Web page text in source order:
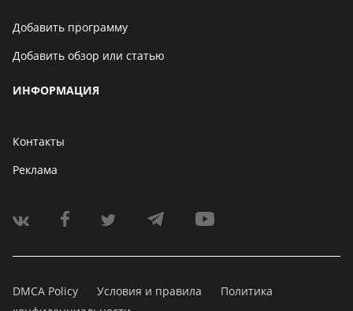
Добавить программу
Добавить обзор или статью
ИНФОРМАЦИЯ
Контакты
Реклама
DMCA Policy Условия и правила
Политика